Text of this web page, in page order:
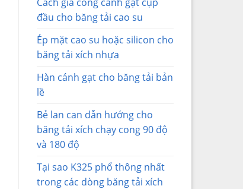
đầu cho băng tải cao su
Ép mặt cao su hoặc silicon cho
băng tải xích nhựa
Hàn cánh gạt cho băng tải bản
lề
Bẻ lan can dẫn hướng cho
băng tải xích chạy cong 90 độ
và 180 độ
Tại sao K325 phổ thông nhất
trong các dòng băng tải xích